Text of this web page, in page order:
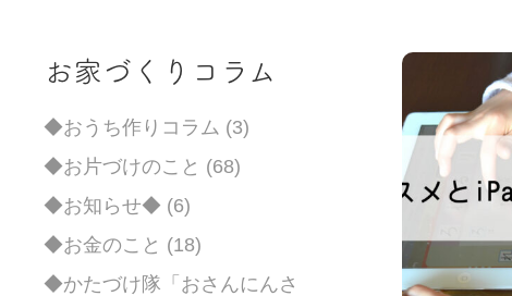
お家づくりコラム
◆おうち作りコラム (3)
◆お片づけのこと (68)
◆お知らせ◆ (6)
◆お金のこと (18)
◆かたづけ隊「おさんにんさ